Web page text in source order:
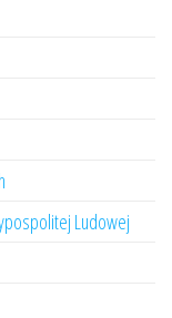
Ludowej